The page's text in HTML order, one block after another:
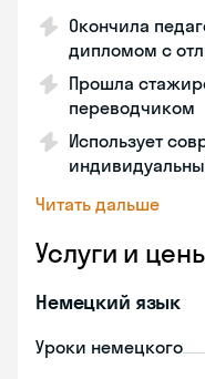
Окончила
дипломом с
Прошла
переводчиком
Использует
Читать дальше
Услуги и
Немецкий язык
Уроки немецкого